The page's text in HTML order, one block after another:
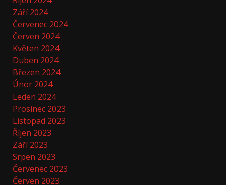
Září 2024
Červenec 2024
Červen 2024
Květen 2024
Duben 2024
Březen 2024
Únor 2024
Leden 2024
Prosinec 2023
Listopad 2023
Říjen 2023
Září 2023
Srpen 2023
Červenec 2023
Červen 2023